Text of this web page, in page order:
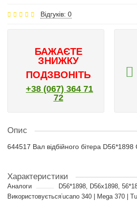
Відгуків: 0
БАЖАЄТЕ
ЗНИЖКУ
ПОДЗВОНІТЬ
+38 (067) 364 71
72
Опис
644517 Вал відбійного бітера
Характеристики
Аналоги
D56*1898, D56x1898,
ВикористовуєтьсяTucano 340 | Mega 370 |